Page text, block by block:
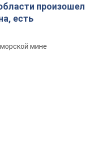
произошел
есть
мине